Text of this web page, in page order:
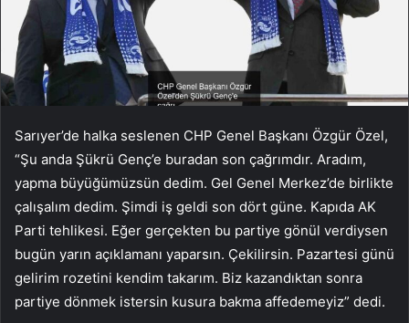
Sarıyer’de halka seslenen CHP Genel Başkanı Özgür Özel,
“Şu anda Şükrü Genç’e buradan son çağrımdır. Aradım,
yapma büyüğümüzsün dedim. Gel Genel Merkez’de birlikte
çalışalım dedim. Şimdi iş geldi son dört güne. Kapıda AK
Parti tehlikesi. Eğer gerçekten bu partiye gönül verdiysen
bugün yarın açıklamanı yaparsın. Çekilirsin. Pazartesi günü
gelirim rozetini kendim takarım. Biz kazandıktan sonra
partiye dönmek istersin kusura bakma affedemeyiz” dedi.